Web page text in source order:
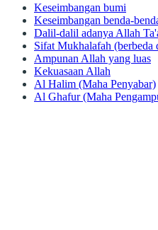
Keseimbangan bumi
Keseimbangan benda-
Dalil-dalil adanya Allah
Sifat Mukhalafah (berbeda
Ampunan Allah yang luas
Kekuasaan Allah
Al Halim (Maha Penyabar)
Al Ghafur (Maha